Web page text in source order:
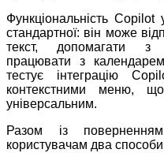
Функціональність Copilot
стандартної: він може
текст, допомагати з
працювати з
тестує інтеграцію
контекстними меню,
універсальним.
Разом із
користувачам два